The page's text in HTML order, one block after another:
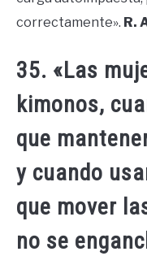
correctamente». R.
35. «Las
kimonos,
que
y cuando
que mover
no se